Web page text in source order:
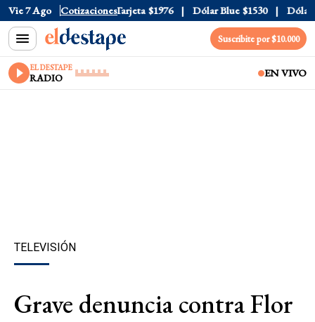
Vie 7 Ago Cotizaciones
$1520 Dólar Tarjeta $1976 Dólar Blue $1530 Dólar
Suscribite por $10.000
EL DESTAPE
RADIO EN VIVO
TELEVISIÓN
Grave denuncia contra Flor